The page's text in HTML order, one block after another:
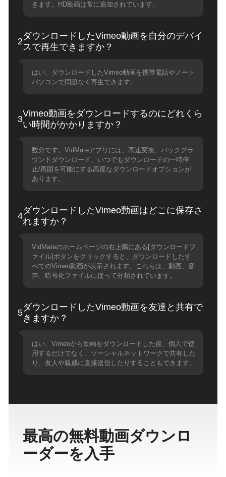
きます。HD動画は常に追加されています。
2
ダウンロードしたVimeo動画を自分のデバイ
スで再生できますか？
はい、ダウンロードしたVimeo動画を携帯電話やノート
パソコンで問題なく再生できます。
3
Vimeo動画をダウンロードするのにどれくら
い時間がかかりますか？
数分です。VidMateアプリには、高速変換、バックグラ
ウンドダウンロード、いつでもダウンロードの一時停
止/再開を可能にする高度なダウンロードオプションが
あります。
4
ダウンロードしたVimeo動画はどこに保存さ
れますか？
VidMateのホームページの右上隅にある[ダウンロードフ
ァイル]ボタンをクリックすると、ダウンロードしたす
べてのVimeo動画が表示されます。これらは、動画、音
声、暗号化ファイルに従って分類されています。
5
ダウンロードしたVimeo動画を友達と共有で
きますか？
はい、Vimeoから動画をダウンロードした後、個人で使
用するだけでなく、ソーシャルネットワークで共有した
り、友人や親戚に直接送信したりすることもできます。
最高の無料動画ダウンロ
ーダーを入手